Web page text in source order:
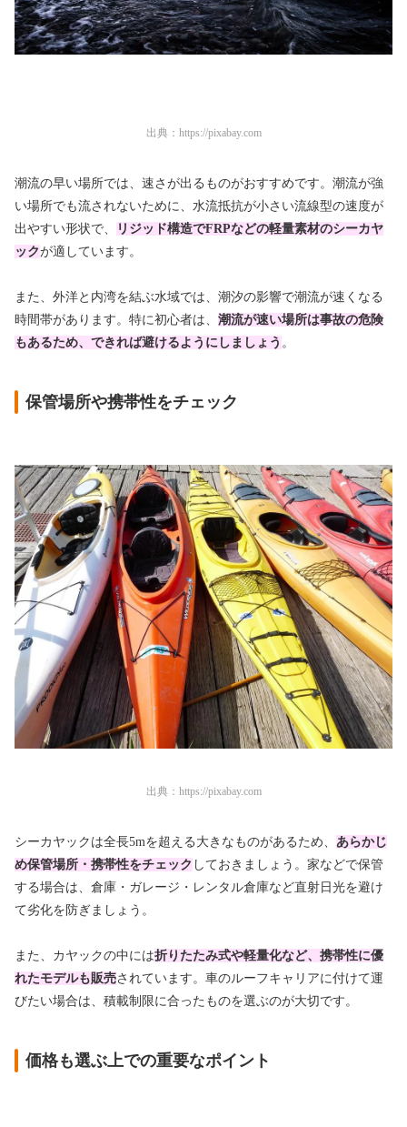
出典： https://pixabay.com
潮流の早い場所では、速さが出るものがおすすめです。潮流が強
い場所でも流されないために、水流抵抗が小さい流線型の速度が
出やすい形状で、
リジッド構造でFRPなどの軽量素材のシーカヤ
ックが適しています。
また、外洋と内湾を結ぶ水域では、潮汐の影響で潮流が速くなる
時間帯があります。特に初心者は、 潮流が速い場所は事故の危険
もあるため、できれば避けるようにしましょう 。
保管場所や携帯性をチェック
出典： https://pixabay.com
シーカヤックは全長5mを超える大きなものがあるため、 あらかじ
め保管場所・携帯性をチェック しておきましょう。家などで保管
する場合は、倉庫・ガレージ・レンタル倉庫など直射日光を避け
て劣化を防ぎましょう。
また、カヤックの中には折りたたみ式や軽量化など、携帯性に優
れたモデルも販売されています。車のルーフキャリアに付けて運
びたい場合は、積載制限に合ったものを選ぶのが大切です。
価格も選ぶ上での重要なポイント